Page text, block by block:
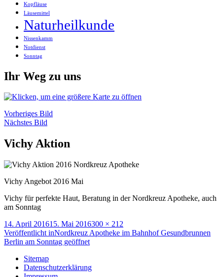
Kopfläuse
Läusemittel
Naturheilkunde
Nissenkamm
Notdienst
Sonntag
Ihr Weg zu uns
Vorheriges Bild
Nächstes Bild
Vichy Aktion
Vichy Angebot 2016 Mai
Vichy für perfekte Haut, Beratung in der Nordkreuz Apotheke, auch
am Sonntag
Veröffentlicht
am
14. April 201615. Mai 2016Volle
Größe
300 × 212
Beitragsnavigation
Veröffentlicht inNordkreuz Apotheke im Bahnhof Gesundbrunnen
Berlin am Sonntag geöffnet
Sitemap
Datenschutzerklärung